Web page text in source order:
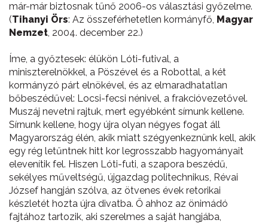
már-már biztosnak tűnő 2006-os választási győzelme.
(Tihanyi Örs: Az összeférhetetlen kormányfő, Magyar
Nemzet, 2004. december 22.)
Íme, a győztesek: élükön Lóti-futival, a
miniszterelnökkel, a Pöszével és a Robottal, a két
kormányzó párt elnökével, és az elmaradhatatlan
bőbeszédűvel: Locsi-fecsi nénivel, a frakcióvezetővel.
Muszáj nevetni rajtuk, mert egyébként sírnunk kellene.
Sírnunk kellene, hogy újra olyan négyes fogat áll
Magyarország élén, akik miatt szégyenkeznünk kell, akik
egy rég letűntnek hitt kor legrosszabb hagyományait
elevenítik fel. Hiszen Lóti-futi, a szapora beszédű,
sekélyes műveltségű, újgazdag politechnikus, Révai
József hangján szólva, az ötvenes évek retorikai
készletét hozta újra divatba. Ő ahhoz az önimádó
fajtához tartozik, aki szerelmes a saját hangjába,